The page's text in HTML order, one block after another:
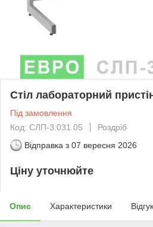
Стіл лабораторний
Під замовлення
Код: СЛП-3.031.05
Роздріб
Відправка з 07 вересня 2026
Ціну уточнюйте
Опис Характеристики